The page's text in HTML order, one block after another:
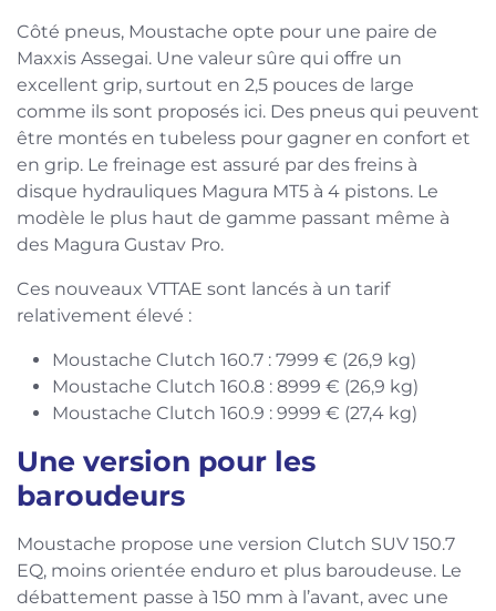
Côté pneus, Moustache opte pour une paire de
Maxxis Assegai. Une valeur sûre qui offre un
excellent grip, surtout en 2,5 pouces de large
comme ils sont proposés ici. Des pneus qui peuvent
être montés en tubeless pour gagner en confort et
en grip. Le freinage est assuré par des freins à
disque hydrauliques Magura MT5 à 4 pistons. Le
modèle le plus haut de gamme passant même à
des Magura Gustav Pro.
Ces nouveaux VTTAE sont lancés à un tarif
relativement élevé :
Moustache Clutch 160.7 : 7999 € (26,9 kg)
Moustache Clutch 160.8 : 8999 € (26,9 kg)
Moustache Clutch 160.9 : 9999 € (27,4 kg)
Une version pour les
baroudeurs
Moustache propose une version Clutch SUV 150.7
EQ, moins orientée enduro et plus baroudeuse. Le
débattement passe à 150 mm à l’avant, avec une